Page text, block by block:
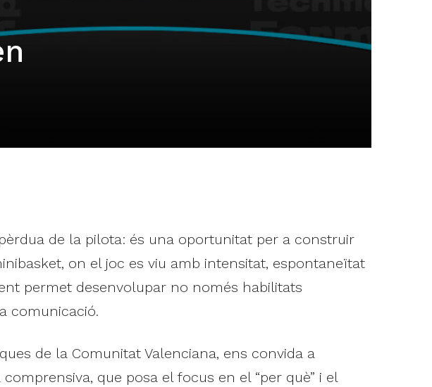
de la pilota: és una oportunitat per a construir
on el joc es viu amb intensitat, espontaneïtat
permet desenvolupar no només habilitats
comunicació.
de la Comunitat Valenciana, ens convida a
que posa el focus en el “per què” i el